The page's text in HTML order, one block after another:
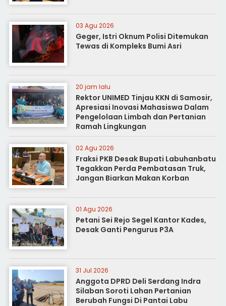
03 Agu 2026
Geger, Istri Oknum Polisi Ditemukan
Tewas di Kompleks Bumi Asri
20 jam lalu
Rektor UNIMED Tinjau KKN di Samosir,
Apresiasi Inovasi Mahasiswa Dalam
Pengelolaan Limbah dan Pertanian
Ramah Lingkungan
02 Agu 2026
Fraksi PKB Desak Bupati Labuhanbatu
Tegakkan Perda Pembatasan Truk,
Jangan Biarkan Makan Korban
01 Agu 2026
Petani Sei Rejo Segel Kantor Kades,
Desak Ganti Pengurus P3A
31 Jul 2026
Anggota DPRD Deli Serdang Indra
Silaban Soroti Lahan Pertanian
Berubah Fungsi Di Pantai Labu